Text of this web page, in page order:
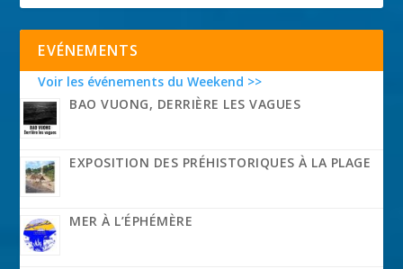
EVÉNEMENTS
Voir les événements du Weekend >>
BAO VUONG, DERRIÈRE LES VAGUES
EXPOSITION DES PRÉHISTORIQUES À LA PLAGE
MER À L’ÉPHÉMÈRE